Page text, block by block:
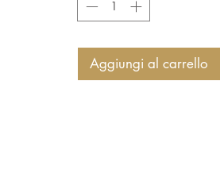
Aggiungi al carrello